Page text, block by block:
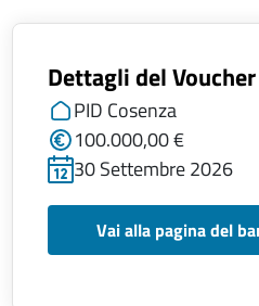
Dettagli del Voucher
PID Cosenza
100.000,00 €
30 Settembre 2026
Vai alla pagina del